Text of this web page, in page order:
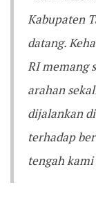
Kabupaten
datang.
RI memang
arahan
dijalankan
terhadap
tengah